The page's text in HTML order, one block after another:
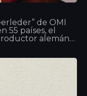
de OMI
55 países, el
alemán
su single
Thompson se
éxitos en